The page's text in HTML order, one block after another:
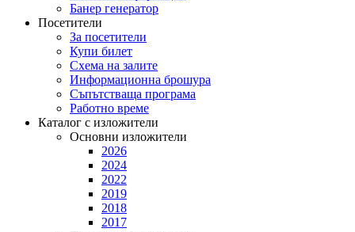
Банер генератор
Посетители
За посетители
Купи билет
Схема на залите
Информационна брошура
Съпътстваща програма
Работно време
Каталог с изложители
Основни изложители
2026
2024
2022
2019
2018
2017